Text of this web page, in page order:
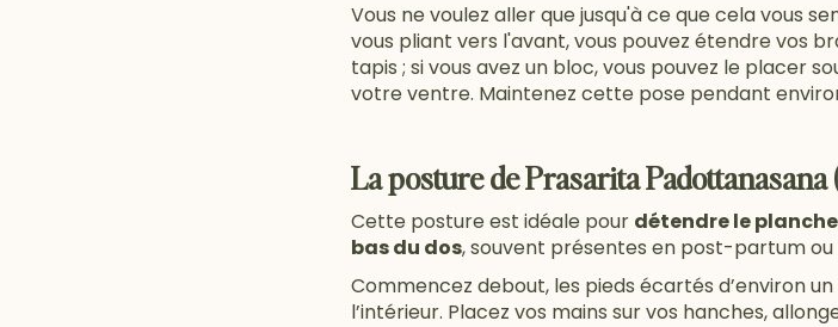
Vous ne voulez aller que jusqu'à ce que cela vous
vous pliant vers l'avant, vous pouvez étendre vos
tapis ; si vous avez un bloc, vous pouvez le placer
votre ventre. Maintenez cette pose pendant
La posture de Prasarita
Cette posture est idéale pour détendre le
bas du dos, souvent présentes en post-partum
Commencez debout, les pieds écartés d’environ
l’intérieur. Placez vos mains sur vos hanches,